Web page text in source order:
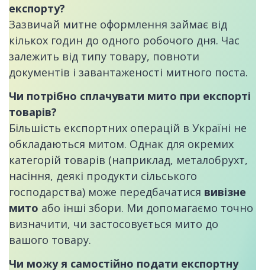
експорту?
Зазвичай митне оформлення займає від
кількох годин до одного робочого дня. Час
залежить від типу товару, повноти
документів і завантаженості митного поста.
Чи потрібно сплачувати мито при експорті
товарів?
Більшість експортних операцій в Україні не
обкладаються митом. Однак для окремих
категорій товарів (наприклад, металобрухт,
насіння, деякі продукти сільського
господарства) може передбачатися вивізне
мито або інші збори. Ми допомагаємо точно
визначити, чи застосовується мито до
вашого товару.
Чи можу я самостійно подати експортну